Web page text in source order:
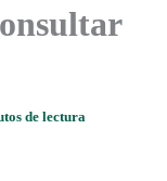
de lectura